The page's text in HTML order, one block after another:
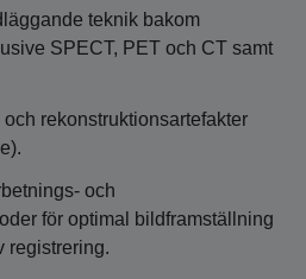
teknik bakom
SPECT, PET och CT samt
rekonstruktionsartefakter
och
för optimal bildframställning
registrering.